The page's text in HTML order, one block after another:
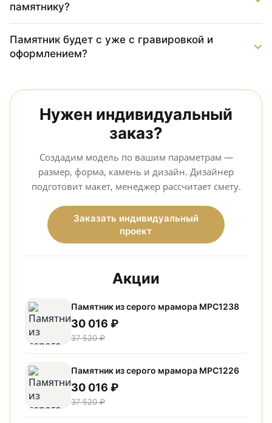
памятнику?
Памятник будет с уже с гравировкой и
оформлением?
Нужен индивидуальный
заказ?
Создадим модель по вашим параметрам —
размер, форма, камень и дизайн. Дизайнер
подготовит макет, менеджер рассчитает смету.
Заказать индивидуальный
проект
Акции
Памятник из серого мрамора МРС1238
30 016 ₽
37 520 ₽
Памятник из серого мрамора МРС1226
30 016 ₽
37 520 ₽